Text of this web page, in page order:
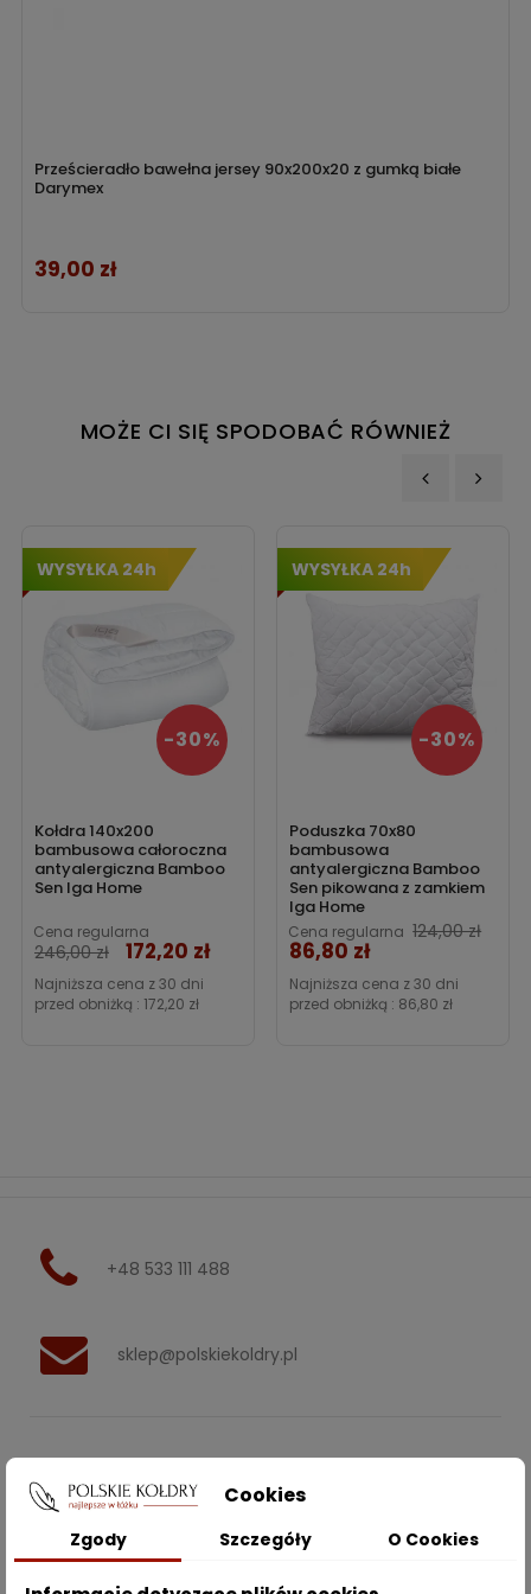
Prześcieradło bawełna jersey 90x200x20 z gumką białe
Darymex
Cena
39,00 zł
MOŻE CI SIĘ SPODOBAĆ RÓWNIEŻ
WYSYŁKA 24h
Kołdra 140x200
bambusowa całoroczna
antyalergiczna Bamboo
Sen Iga Home
Cena regularna
246,00 zł
-30%
Cena
172,20 zł
Najniższa cena z 30 dni
przed obniżką : 172,20 zł
WYSYŁKA 24h
Poduszka 70x80
bambusowa
antyalergiczna Bamboo
Sen pikowana z zamkiem
Iga Home
Cena regularna 124,00 zł
-30%
Cena
86,80 zł
Najniższa cena z 30 dni
przed obniżką : 86,80 zł
+48 533 111 488
sklep@polskiekoldry.pl
INFORMACJE 
Cookies
Zgody Szczegóły O Cookies